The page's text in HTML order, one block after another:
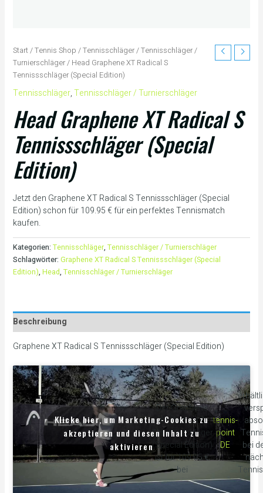
Start/Tennis Shop /Tennisschläger/Tennisschläger /
Turnierschläger/ Head Graphene XT Radical S
Tennissschläger (Special Edition)
Tennisschläger,Tennisschläger / Turnierschläger
Head Graphene XT Radical S
Tennissschläger (Special
Edition)
Jetzt den Graphene XT Radical S Tennissschläger (Special
Edition) schon für 109.95 € für ein perfektes Tennismatch
kaufen.
Kategorien: Tennisschläger, Tennisschläger / Turnierschläger
Schlagwörter: Graphene XT Radical S Tennissschläger (Special
Edition), Head, Tennisschläger / Turnierschläger
Beschreibung
Graphene XT Radical S Tennissschläger (Special Edition)
Der Graphene
XT Radical S
Tennissschläger
(Special Edition)
ist für 109.95 €
bei
tennis-
point
DE
bei
Klicke hier, um Marketing-Cookies zu
akzeptieren und diesen Inhalt zu
aktivieren